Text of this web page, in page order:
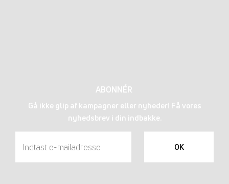
ABONNÉR
Gå ikke glip af kampagner eller nyheder! Få vores
nyhedsbrev i din indbakke.
OK